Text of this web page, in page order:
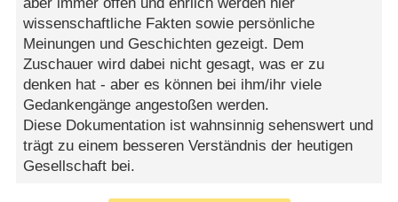
wissenschaftliche Fakten sowie persönliche
Meinungen und Geschichten gezeigt. Dem
Zuschauer wird dabei nicht gesagt, was er zu
denken hat - aber es können bei ihm/ihr viele
Gedankengänge angestoßen werden.
Diese Dokumentation ist wahnsinnig sehenswert und
trägt zu einem besseren Verständnis der heutigen
Gesellschaft bei.